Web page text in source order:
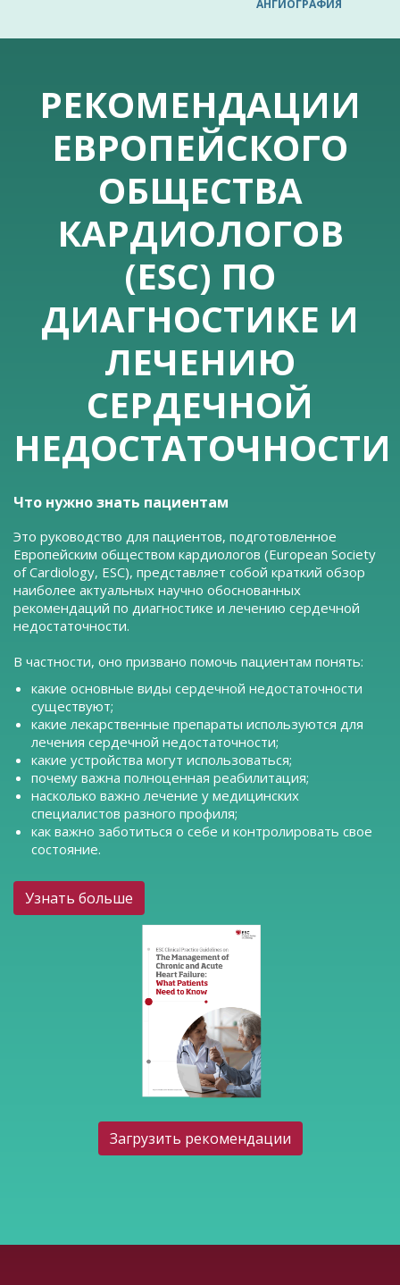
АНГИОГРАФИЯ
РЕКОМЕНДАЦИИ
ЕВРОПЕЙСКОГО
ОБЩЕСТВА
КАРДИОЛОГОВ
(ESC) ПО
ДИАГНОСТИКЕ И
ЛЕЧЕНИЮ
СЕРДЕЧНОЙ
НЕДОСТАТОЧНОСТИ
Что нужно знать пациентам
Это руководство для пациентов, подготовленное
Европейским обществом кардиологов (European Society
of Cardiology, ESC), представляет собой краткий обзор
наиболее актуальных научно обоснованных
рекомендаций по диагностике и лечению сердечной
недостаточности.
В частности, оно призвано помочь пациентам понять:
какие основные виды сердечной недостаточности
существуют;
какие лекарственные препараты используются для
лечения сердечной недостаточности;
какие устройства могут использоваться;
почему важна полноценная реабилитация;
насколько важно лечение у медицинских
специалистов разного профиля;
как важно заботиться о себе и контролировать свое
состояние.
Узнать больше
Загрузить рекомендации